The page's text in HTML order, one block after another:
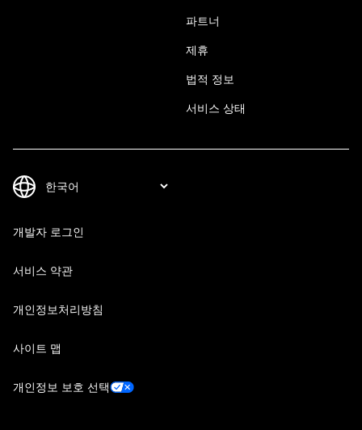
파트너
제휴
법적 정보
서비스 상태
개발자 로그인
서비스 약관
개인정보처리방침
사이트 맵
개인정보 보호 선택